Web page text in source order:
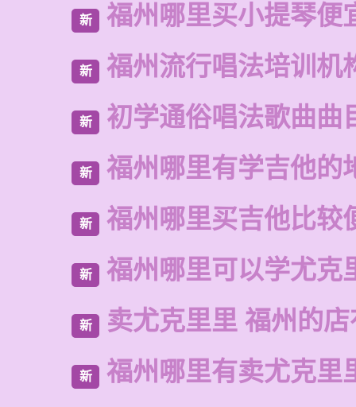
新 福州哪里买小提琴便
新 福州流行唱法培训机
新 初学通俗唱法歌曲曲
新 福州哪里有学吉他的
新 福州哪里买吉他比较
新 福州哪里可以学尤克
新 卖尤克里里 福州的
新 福州哪里有卖尤克里